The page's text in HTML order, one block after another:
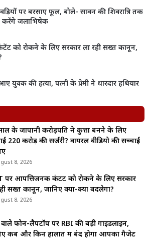
पर बरसाए फूल, बोले- सावन की शिवरात्रि तक
करेंगे जलाभिषेक
को रोकने के लिए सरकार ला रही सख्त कानून,
की हत्या, पत्नी के प्रेमी ने धारदार हथियार
के जापानी करोड़पति ने कुत्ता बनने के लिए
220 करोड़ की सर्जरी? वायरल वीडियो की सच्चाई
8, 2026
पर आपत्तिजनक कंटेंट को रोकने के लिए सरकार
सख्त कानून, जानिए क्या-क्या बदलेगा?
8, 2026
फोन-लैपटॉप पर RBI की बड़ी गाइडलाइन,
कब और किन हालात में बंद होगा आपका गैजेट